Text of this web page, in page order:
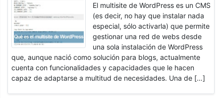
El multisite de WordPress es un CMS
(es decir, no hay que instalar nada
especial, sólo activarla) que permite
gestionar una red de webs desde
una sola instalación de WordPress
que, aunque nació como solución para blogs, actualmente
cuenta con funcionalidades y capacidades que le hacen
capaz de adaptarse a multitud de necesidades. Una de […]